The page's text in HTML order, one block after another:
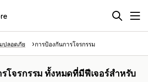
ปลอดภัย การป้องกันการโจรกรรม
โจรกรรม ทั้งหมดที่มีฟีเจอร์สำหรับ